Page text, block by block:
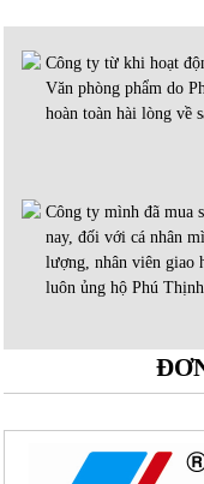
Công ty từ khi hoạt
Văn phòng phẩm do
hoàn toàn hài lòng về
Công ty mình đã mua
nay, đối với cá nhân
lượng, nhân viên giao
luôn ủng hộ Phú